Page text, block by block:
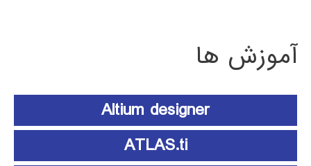
آموزش ها
Altium designer
ATLAS.ti